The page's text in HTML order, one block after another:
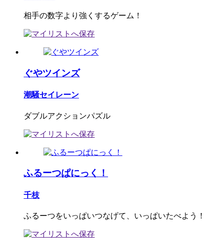
相手の数字より強くするゲーム！
ぐやツインズ
潮騒セイレーン
ダブルアクションパズル
ふるーつぱにっく！
千枝
ふるーつをいっぱいつなげて、いっぱいたべよう！